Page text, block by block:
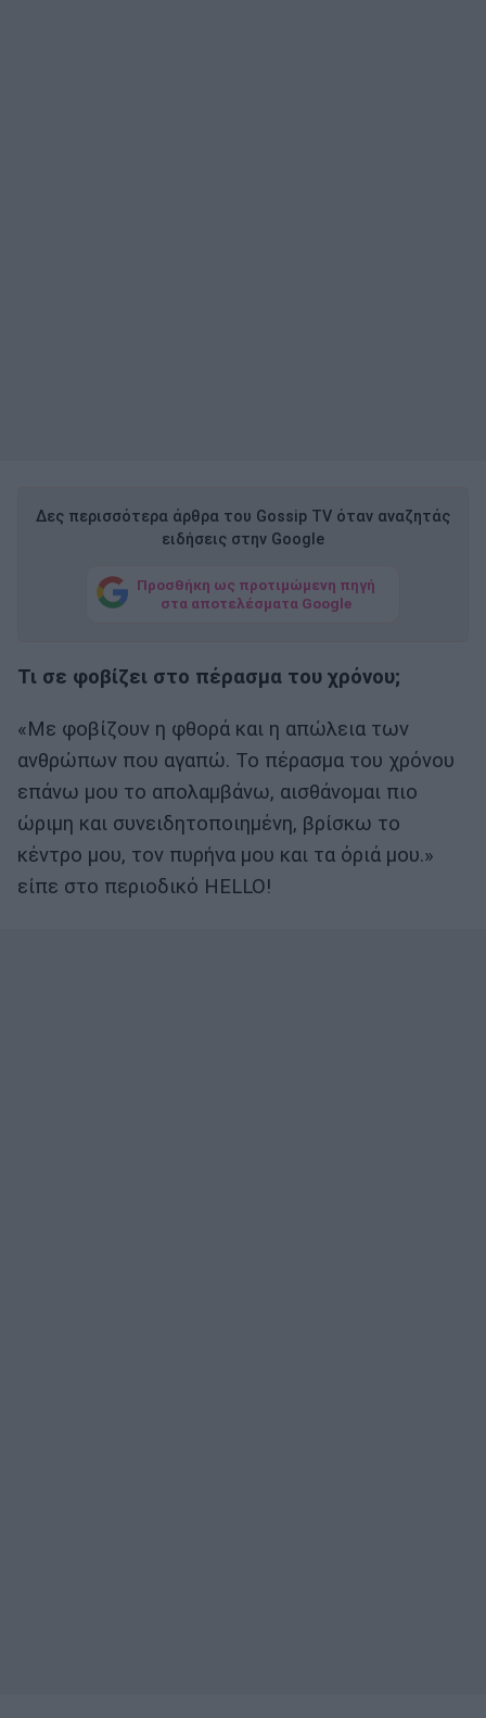
Δες περισσότερα άρθρα του Gossip TV όταν αναζητάς
ειδήσεις στην Google
Προσθήκη ως προτιμώμενη πηγή
στα αποτελέσματα Google
Τι σε φοβίζει στο πέρασμα του χρόνου;
«Με φοβίζουν η φθορά και η απώλεια των
ανθρώπων που αγαπώ. Το πέρασμα του χρόνου
επάνω μου το απολαμβάνω, αισθάνομαι πιο
ώριμη και συνειδητοποιημένη, βρίσκω το
κέντρο μου, τον πυρήνα μου και τα όριά μου.»
είπε στο περιοδικό HELLO!